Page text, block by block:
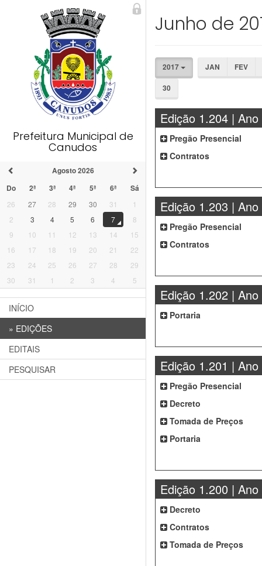
Prefeitura Municipal de
Canudos
Agosto 2026
Do
2ª 3ª 4ª 5ª 6ª Sá
26 27 28 29 30 31
1
2
3 4 5 6 7
8
9
10 11 12 13 14
15
16
17 18 19 20 21
22
23
24 25 26 27 28
29
30
31 1 2 3 4 5
INÍCIO
» EDIÇÕES
EDITAIS
PESQUISAR
Junho de
2017 JAN
FEV
30
Edição 1.204 | Ano
Pregão Presencial
Contratos
Edição 1.203 | Ano
Pregão Presencial
Contratos
Edição 1.202 | Ano
Portaria
Edição 1.201 | Ano
Pregão Presencial
Decreto
Tomada de Preços
Portaria
Edição 1.200 | Ano
Decreto
Contratos
Tomada de Preços